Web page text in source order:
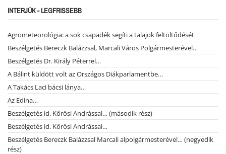
INTERJÚK - LEGFRISSEBB
Agrometeorológia: a sok csapadék segíti a talajok feltöltődését
Beszélgetés Bereczk Balázzsal, Marcali Város Polgármesterével…
Beszélgetés Dr. Király Péterrel…
A Bálint küldött volt az Országos Diákparlamentbe…
A Takács Laci bácsi lánya…
Az Edina…
Beszélgetés id. Kőrösi Andrással… (második rész)
Beszélgetés id. Kőrösi Andrással…
Beszélgetés Bereczk Balázzsal Marcali alpolgármesterével… (negyedik
rész)